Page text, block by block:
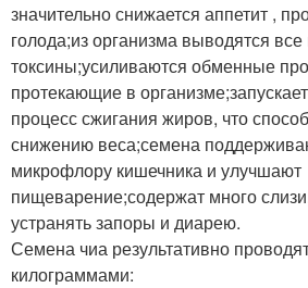
значительно снижается аппетит ,
голода;из организма выводятся
токсины;усиливаются обменные
протекающие в
процесс сжигания жиров, что
снижению веса;семена
микрофлору кишечника и улучшают
пищеварение;содержат много
устранять запоры и диарею.
Семена чиа результативно
килограммами: